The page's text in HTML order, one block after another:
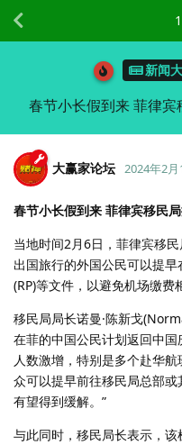
新闻
春节小长假到来 菲律宾
1
大赢家论坛 2024年2月
春节小长假到来 菲律宾移民
当地时间2月6日，菲律宾移
出国旅行的外国公民可以提
(RP)等文件，以避免机场缴费
移民局局长诺曼·陈新戈
在菲的中国公民计划返回中
人数激增，特别是多个赴华
众可以提早前往移民局总部
有望得到缓解。”
与此同时，移民局长表示，